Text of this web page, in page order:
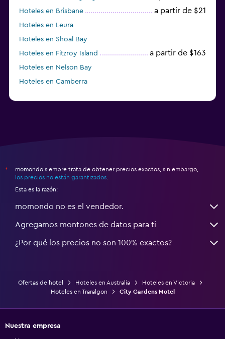
Hoteles en Brisbane a partir de $21
Hoteles en Leura
Hoteles en Shoal Bay
Hoteles en Fitzroy Island
a partir de $163
Hoteles en Nelson Bay
Hoteles en Camberra
*
momondo siempre trata de obtener precios exactos, sin embargo,
los precios no están garantizados
Esta es la razón:
momondo no es el vendedor.
Agregamos montones de datos para ti
¿Por qué los precios no son 100% exactos?
Ofertas de hotel Hoteles en Australia
Hoteles en Victoria
Hoteles en Traralgon
City Gardens Motel
Nuestra empresa